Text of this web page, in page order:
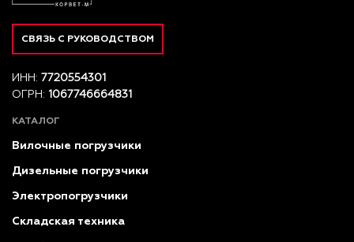
СВЯЗЬ С РУКОВОДСТВОМ
ИНН: 7720554301
ОГРН: 1067746664831
КАТАЛОГ
Вилочные погрузчики
Дизельные погрузчики
Электропогрузчики
Складская техника